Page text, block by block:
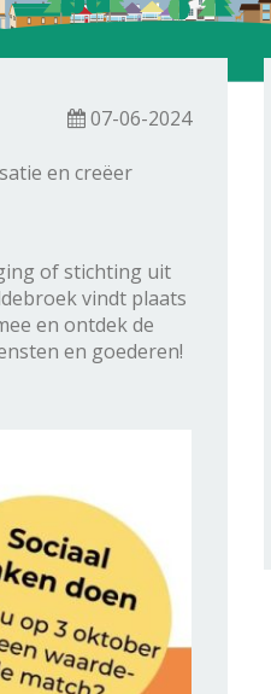
07-06-2024
en creëer
of stichting uit
vindt plaats
en ontdek de
en goederen!